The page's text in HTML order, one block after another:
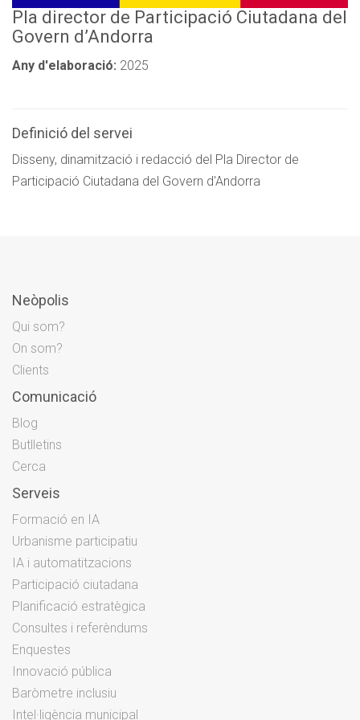
Pla director de Participació Ciutadana del
Govern d’Andorra
Any d'elaboració: 2025
Definició del servei
Disseny, dinamització i redacció del Pla Director de
Participació Ciutadana del Govern d'Andorra
Neòpolis
Qui som?
On som?
Clients
Comunicació
Blog
Butlletins
Cerca
Serveis
Formació en IA
Urbanisme participatiu
IA i automatitzacions
Participació ciutadana
Planificació estratègica
Consultes i referèndums
Enquestes
Innovació pública
Baròmetre inclusiu
Intel·ligència municipal